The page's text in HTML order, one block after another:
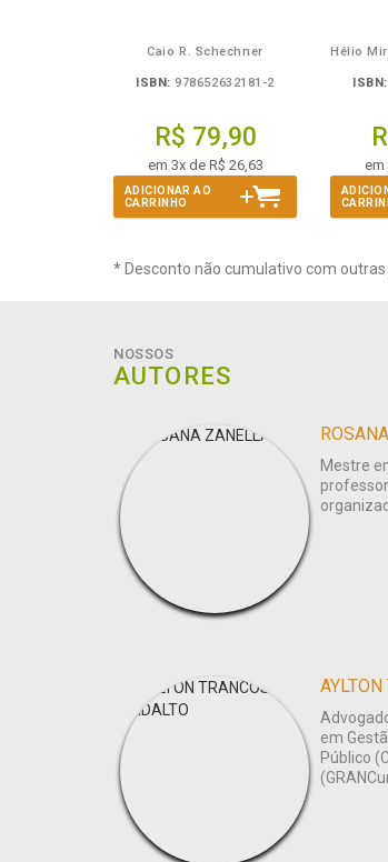
Caio R. Schechner
ISBN: 978652632181-2
R$ 79,90
em 3x de R$ 26,63
ADICIONAR AO
CARRINHO
ISBN:
em
* Desconto não cumulativo com
NOSSOS
AUTORES
Mestre
em
Público